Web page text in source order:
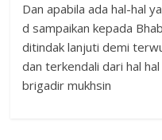
Dan apabila ada hal-hal
d sampaikan kepada
ditindak lanjuti demi
dan terkendali dari hal
brigadir mukhsin